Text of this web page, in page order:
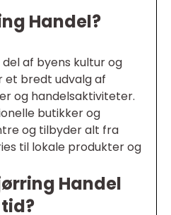
Handel?
af byens kultur og
et bredt udvalg af
og handelsaktiviteter.
butikker og
og tilbyder alt fra
til lokale produkter og
Handel